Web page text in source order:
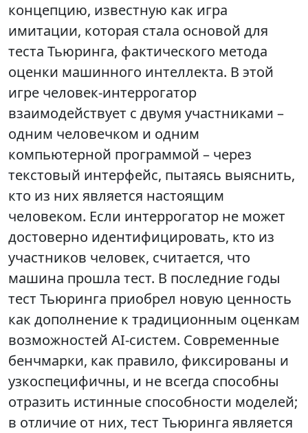
концепцию, известную как игра
имитации, которая стала основой для
теста Тьюринга, фактического метода
оценки машинного интеллекта. В этой
игре человек-интеррогатор
взаимодействует с двумя участниками –
одним человечком и одним
компьютерной программой – через
текстовый интерфейс, пытаясь выяснить,
кто из них является настоящим
человеком. Если интеррогатор не может
достоверно идентифицировать, кто из
участников человек, считается, что
машина прошла тест. В последние годы
тест Тьюринга приобрел новую ценность
как дополнение к традиционным оценкам
возможностей AI-систем. Современные
бенчмарки, как правило, фиксированы и
узкоспецифичны, и не всегда способны
отразить истинные способности моделей;
в отличие от них, тест Тьюринга является